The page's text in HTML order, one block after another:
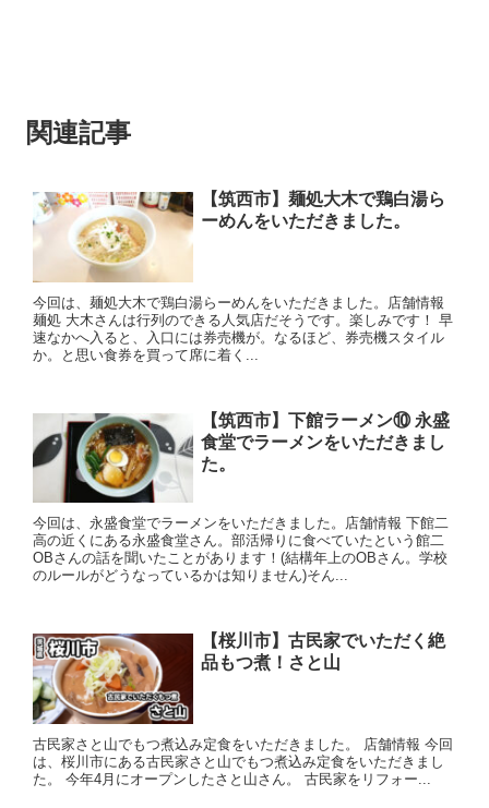
関連記事
【筑西市】麺処大木で鶏白湯ら
ーめんをいただきました。
今回は、麺処大木で鶏白湯らーめんをいただきました。店舗情報
麺処 大木さんは行列のできる人気店だそうです。楽しみです！ 早
速なかへ入ると、入口には券売機が。なるほど、券売機スタイル
か。と思い食券を買って席に着く...
【筑西市】下館ラーメン⑩ 永盛
食堂でラーメンをいただきまし
た。
今回は、永盛食堂でラーメンをいただきました。店舗情報 下館二
高の近くにある永盛食堂さん。部活帰りに食べていたという館二
OBさんの話を聞いたことがあります！(結構年上のOBさん。学校
のルールがどうなっているかは知りません)そん...
【桜川市】古民家でいただく絶
品もつ煮！さと山
古民家さと山でもつ煮込み定食をいただきました。 店舗情報 今回
は、桜川市にある古民家さと山でもつ煮込み定食をいただきまし
た。 今年4月にオープンしたさと山さん。 古民家をリフォー...